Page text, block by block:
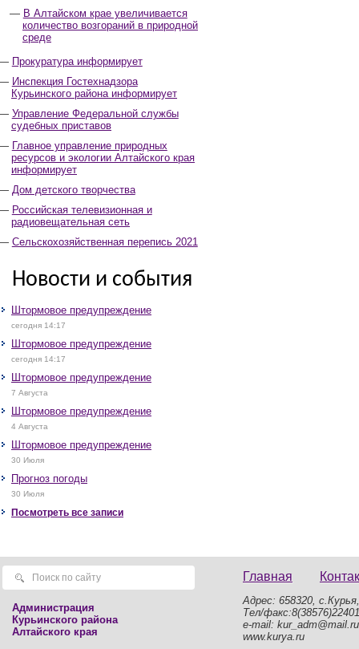
В Алтайском крае увеличивается
количество возгораний в природной
среде
Прокуратура информирует
Инспекция Гостехнадзора
Курьинского района информирует
Управление Федеральной службы
судебных приставов
Главное управление природных
ресурсов и экологии Алтайского края
информирует
Дом детского творчества
Российская телевизионная и
радиовещательная сеть
Сельскохозяйственная перепись 2021
Новости и события
Штормовое предупреждение
сегодня 14:17
Штормовое предупреждение
сегодня 14:17
Штормовое предупреждение
7 Августа
Штормовое предупреждение
4 Августа
Штормовое предупреждение
30 Июля
Прогноз погоды
30 Июля
Посмотреть все записи
Администрация
Курьинского района
Алтайского края
Главная
Адрес: 658320,
Тел/факс:8(38576)22401
e-mail: kur_adm@mail.ru
www.kurya.ru